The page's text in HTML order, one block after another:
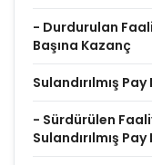
- Durdurulan
Başına Kazanç
Sulandırılmış
- Sürdürülen
Sulandırılmış